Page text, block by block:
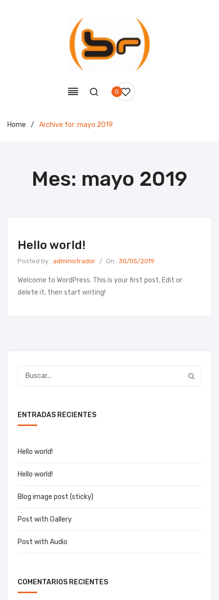
0
Home / Archive for: mayo 2019
Mes: mayo 2019
Hello world!
Posted by : administrador / On : 30/05/2019
Welcome to WordPress. This is your first post. Edit or
delete it, then start writing!
ENTRADAS RECIENTES
Hello world!
Hello world!
Blog image post (sticky)
Post with Gallery
Post with Audio
COMENTARIOS RECIENTES